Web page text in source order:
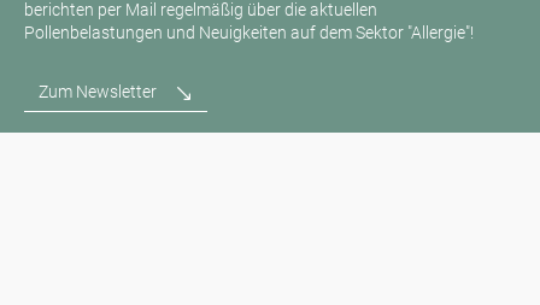
berichten per Mail regelmäßig über die aktuellen
Pollenbelastungen und Neuigkeiten auf dem Sektor "Allergie"!
Zum Newsletter